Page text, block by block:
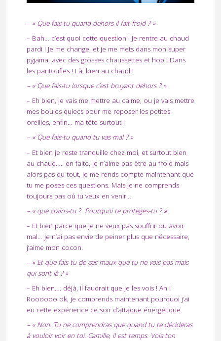
–« Que fais-tu quand dehors il fait froid ? »
– Bah… c’est quoi cette question ! Je rentre au chaud
pardi ! Je me change, et je me mets dans mon super
pyjama, avec des grosses chaussettes et hop ! Dans
les pantoufles ! Là, bien au chaud !
– « Que fais-tu lorsque c’est bruyant dehors ? »
– Eh bien, je vais me mettre au calme, ou je vais mettre
mes boules quiecs pour me reposer les petites
oreilles, enfin… ma tête surtout !
– « Que fais-tu quand tu vas mal ? »
– Et bien je reste tranquille chez moi, et surtout bien
au chaud….. en faite, je n’aime pas être au froid mais
alors pas du tout, je me rends compte maintenant que
tu me poses ces questions. Mais je ne comprends
toujours pas où tu veux en venir…
– « que crains-tu ? Pourquoi te protèges-tu ? »
– Et bien parce que je ne veux pas souffrir ou avoir
mal… Je n’ai pas envie de peiner plus que nécessaire,
j’aime mon cocon.
– « Et que fais-tu de ces maux que tu ne vois pas mais
qui sont là ? »
– Eh bien…. déjà, il faudrait que je les vois ! Ah !
Roooooo ok, je comprends maintenant pourquoi j’ai
eu cette expérience ce soir d’attaque énergétique.
– « Non. Tu ne comprendras que quand tu te décideras
à vouloir voir en toi. Camille, il est temps. Vois ton